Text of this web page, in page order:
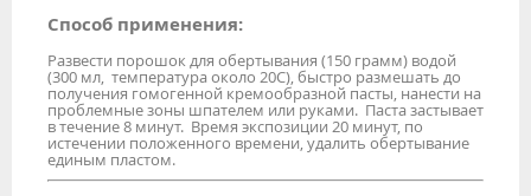
Способ применения:
Развести порошок для обертывания (150 грамм) водой
(300 мл, температура около 20С), быстро размешать до
получения гомогенной кремообразной пасты, нанести на
проблемные зоны шпателем или руками. Паста застывает
в течение 8 минут. Время экспозиции 20 минут, по
истечении положенного времени, удалить обертывание
единым пластом.